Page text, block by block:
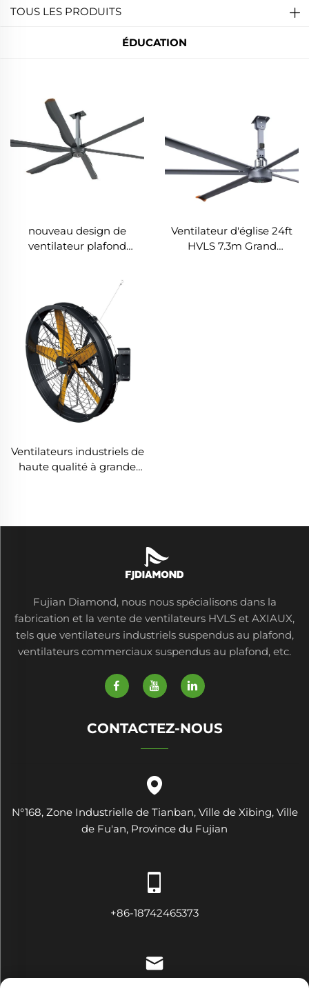
TOUS LES PRODUITS
ÉDUCATION
nouveau design de
ventilateur plafond
Ventilateur d'église 24ft
HVLS 7.3m Grand
Ventilateurs industriels de
haute qualité à grande
Fujian Diamond, nous nous spécialisons dans la
fabrication et la vente de ventilateurs HVLS et AXIAUX,
tels que ventilateurs industriels suspendus au plafond,
ventilateurs commerciaux suspendus au plafond, etc.
CONTACTEZ-NOUS
N°168, Zone Industrielle de Tianban, Ville de Xibing, Ville
de Fu'an, Province du Fujian
+86-18742465373